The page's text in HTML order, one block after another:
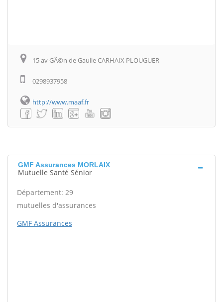
15 av GÃ©n de Gaulle CARHAIX PLOUGUER
0298937958
http://www.maaf.fr
GMF Assurances MORLAIX
Mutuelle Santé Sénior
Département: 29
mutuelles d'assurances
GMF Assurances